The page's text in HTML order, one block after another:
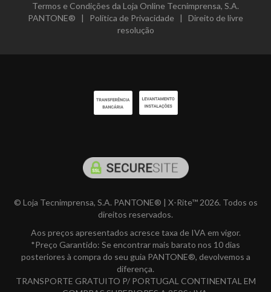
Termos e Condições da Loja Online Tecnimprensa, S.A.
PANTONE® | Política de Privacidade | Direito de livre
resolução
© Loja Tecnimprensa, S.A. PANTONE® | X-Rite™ 2026. Todos os
direitos reservados.
Aos preços apresentados acresce taxa de IVA em vigor.
*Preço Garantido: Se encontrar mais barato nos 10 dias
posteriores à compra do seu guia PANTONE®, devolvemos a
diferença.
TRANSPORTE GRATUITO P/ PORTUGAL CONTINENTAL EM